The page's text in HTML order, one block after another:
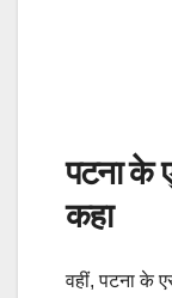
पटना के
कहा
वहीं, पटना के